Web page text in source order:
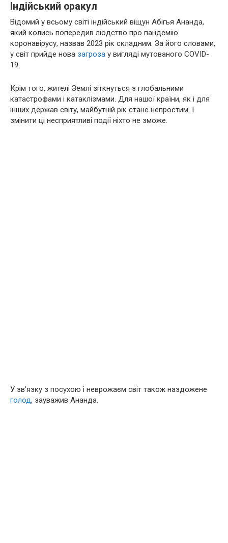
Індійський оракул
Відомий у всьому світі індійський віщун Абігья Ананда,
який колись попередив людство про пандемію
коронавірусу, назвав 2023 рік складним. За його словами,
у світ прийде нова загроза у вигляді мутованого COVID-
19.
Крім того, жителі Землі зіткнуться з глобальними
катастрофами і катаклізмами. Для нашої країни, як і для
інших держав світу, майбутній рік стане непростим. І
змінити ці несприятливі події ніхто не зможе.
У зв’язку з посухою і неврожаєм світ також наздожене
голод, зауважив Ананда.